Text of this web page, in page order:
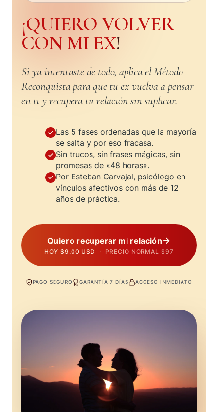
¡QUIERO VOLVER
CON MI EX!
Si ya intentaste de todo, aplica el Método
Reconquista para que tu ex vuelva a pensar
en ti y recupera tu relación sin suplicar.
Las 5 fases ordenadas que la mayoría
se salta y por eso fracasa.
Sin trucos, sin frases mágicas, sin
promesas de «48 horas».
Por Esteban Carvajal, psicólogo en
vínculos afectivos con más de 12
años de práctica.
Quiero recuperar mi relación
HOY $9.00 USD · PRECIO NORMAL $97
PAGO SEGURO GARANTÍA 7 DÍAS ACCESO INMEDIATO